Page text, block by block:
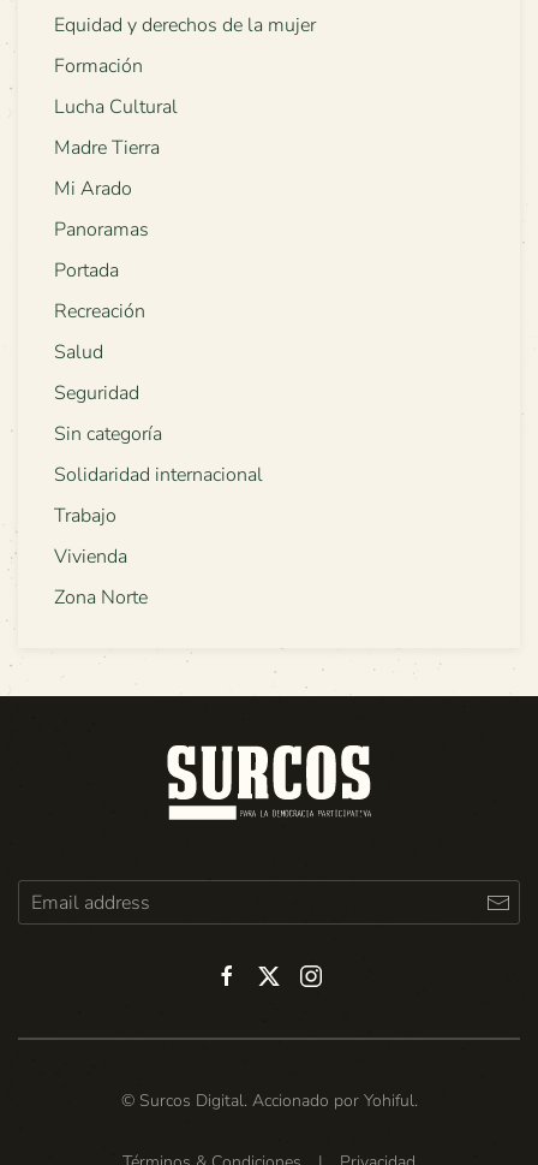
Equidad y derechos de la mujer
Formación
Lucha Cultural
Madre Tierra
Mi Arado
Panoramas
Portada
Recreación
Salud
Seguridad
Sin categoría
Solidaridad internacional
Trabajo
Vivienda
Zona Norte
© Surcos Digital. Accionado por Yohiful.